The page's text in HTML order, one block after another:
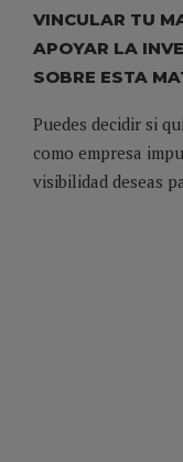
VINCULAR TU
APOYAR LA
SOBRE ESTA
Puedes decidir si
como empresa
visibilidad deseas